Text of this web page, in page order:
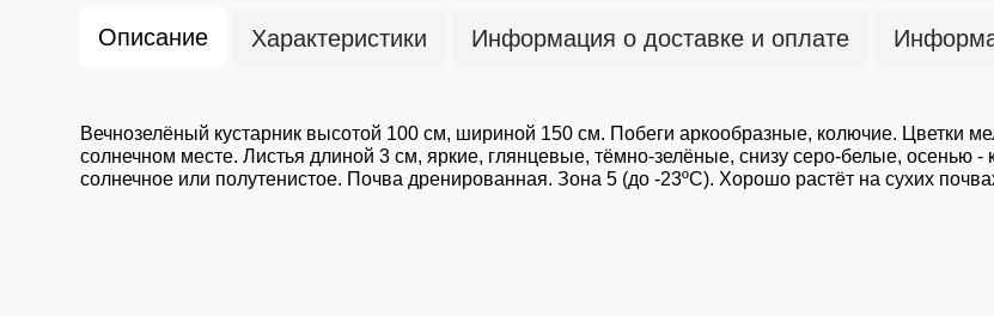
Описание Характеристики Информация о доставке и оплате
Вечнозелёный кустарник высотой 100 см, шириной 150 см. Побеги аркообразные, колючие. Цветки
солнечном месте. Листья длиной 3 см, яркие, глянцевые, тёмно-зелёные, снизу серо-белые,
солнечное или полутенистое. Почва дренированная. Зона 5 (до -23ºС). Хорошо растёт на сухих